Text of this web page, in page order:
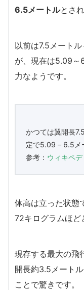
6.5メートルとさ
以前は7.5メート
が、現在は5.09～
力なようです。
かつては翼開長
定で5.09 – 6.5メ
参考： ウィキペデ
体高は立った状態
72キログラムほど
現存する最大の飛
開長約3.5メート
ことで驚きです。